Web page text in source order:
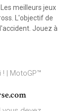
meilleurs jeux
L'objectif de
Jouez à
| MotoGP™